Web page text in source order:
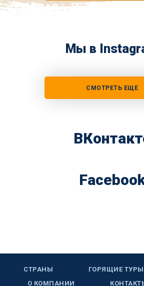
Мы в
СМОТРЕТЬ ЕЩЕ
СТРАНЫ ГОРЯЩИЕ ТУРЫ
О КОМПАНИИ